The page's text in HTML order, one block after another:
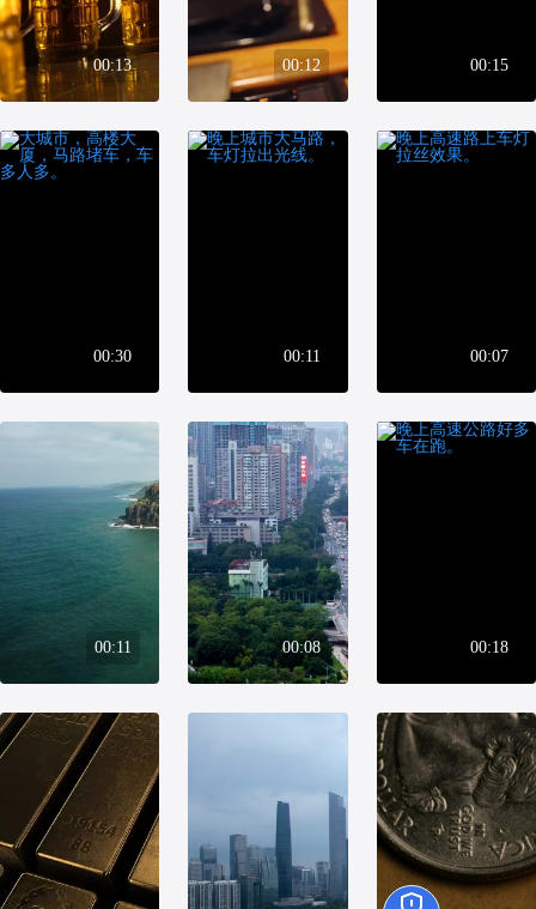
00:13 00:12 00:15
00:30 00:11 00:07
00:11 00:08 00:18